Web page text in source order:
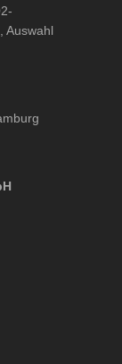
Auswahl